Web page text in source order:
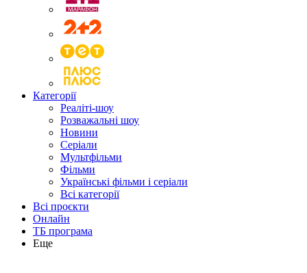
Категорії
Реаліті-шоу
Розважальні шоу
Новини
Серіали
Мультфільми
Фільми
Українські фільми і серіали
Всі категорії
Всі проєкти
Онлайн
ТБ програма
Еще